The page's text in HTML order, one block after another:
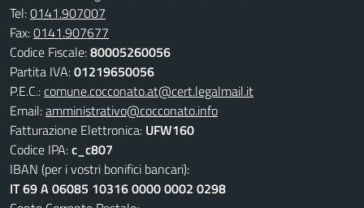
Tel:0141.907007
Fax:0141.907677
Codice Fiscale:80005260056
Partita IVA:01219650056
P.E.C.:comune.cocconato.at@cert.legalmail.it
Email:amministrativo@cocconato.info
Fatturazione Elettronica: UFW160
Codice IPA:c_c807
IBAN (per i vostri bonifici bancari):
IT 69 A 06085 10316 0000 0002 0298